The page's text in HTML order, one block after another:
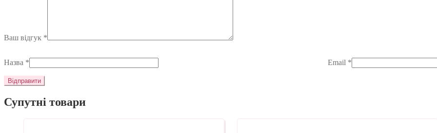
Ваш відгук *
Назва * Email *
Супутні товари